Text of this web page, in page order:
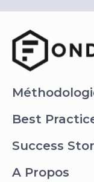
Best
Success
A Propos